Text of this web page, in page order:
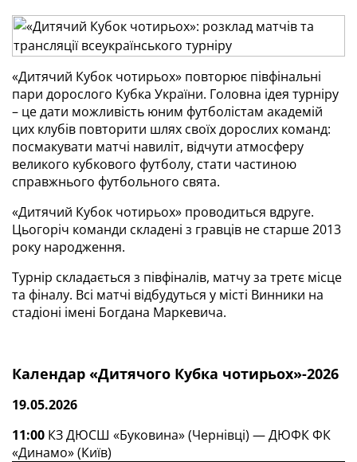
«Дитячий Кубок чотирьох» повторює півфінальні
пари дорослого Кубка України. Головна ідея турніру
– це дати можливість юним футболістам академій
цих клубів повторити шлях своїх дорослих команд:
посмакувати матчі навиліт, відчути атмосферу
великого кубкового футболу, стати частиною
справжнього футбольного свята.
«Дитячий Кубок чотирьох» проводиться вдруге.
Цьогоріч команди складені з гравців не старше 2013
року народження.
Турнір складається з півфіналів, матчу за третє місце
та фіналу. Всі матчі відбудуться у місті Винники на
стадіоні імені Богдана Маркевича.
Календар «Дитячого Кубка чотирьох»-2026
19.05.2026
11:00 КЗ ДЮСШ «Буковина» (Чернівці) — ДЮФК ФК
«Динамо» (Київ)